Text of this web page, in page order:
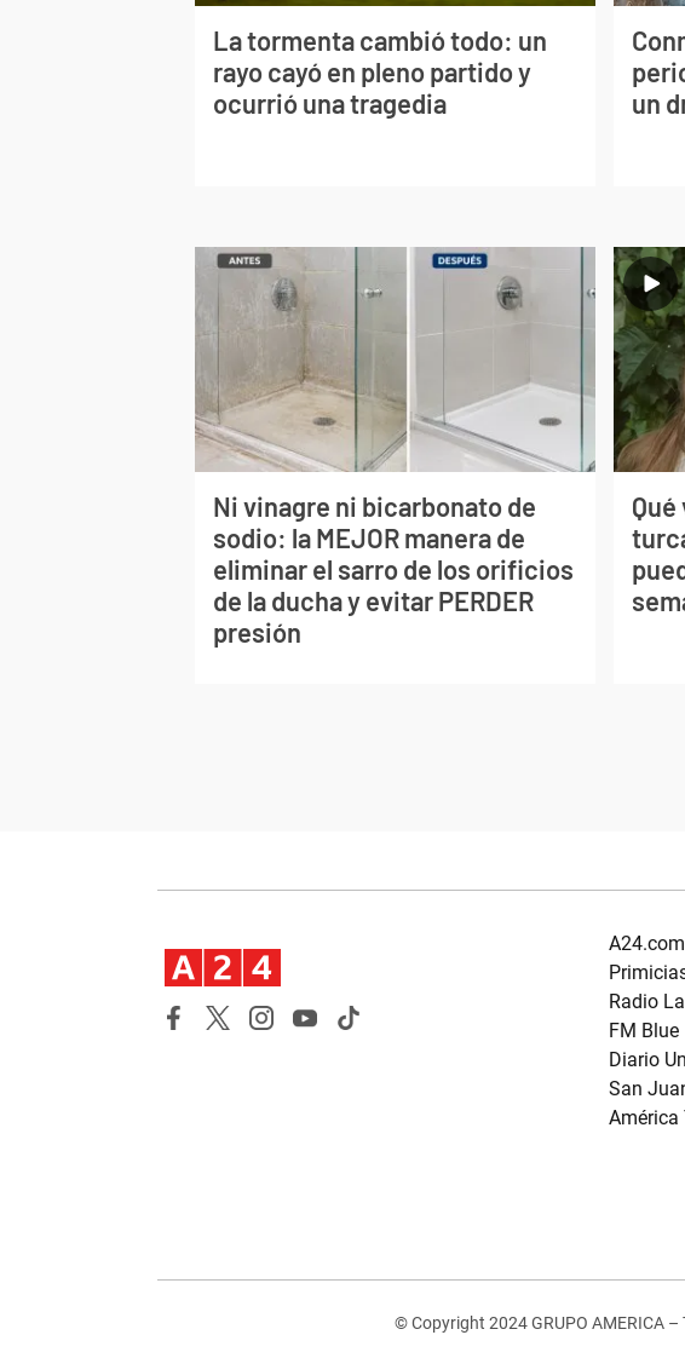
La tormenta cambió todo: un
rayo cayó en pleno partido y
ocurrió una tragedia
un
Ni vinagre ni bicarbonato de
sodio: la MEJOR manera de
eliminar el sarro de los orificios
de la ducha y evitar PERDER
presión
A24.com
Radio
FM Blue
Diario
San
América
© Copyright 2024 GRUPO AMERICA